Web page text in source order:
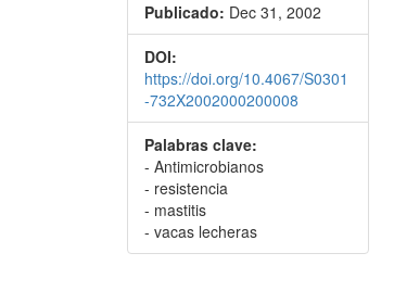
Publicado: Dec 31, 2002
DOI:
https://doi.org/10.4067/S0301
-732X2002000200008
Palabras clave:
- Antimicrobianos
- resistencia
- mastitis
- vacas lecheras